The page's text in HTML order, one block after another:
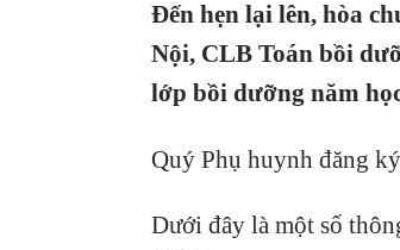
Đến hẹn lại lên, hòa
Nội, CLB Toán bồi
lớp bồi dưỡng năm
Quý Phụ huynh đăng
Dưới đây là một số